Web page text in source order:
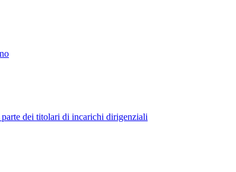
dei titolari di incarichi dirigenziali